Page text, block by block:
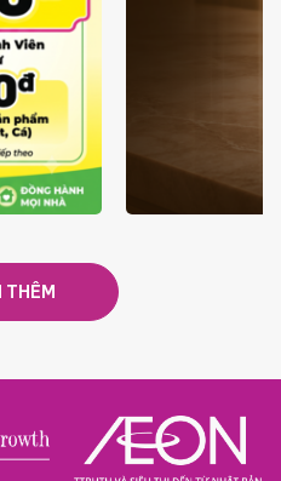
31/10
ƯU
THÊM